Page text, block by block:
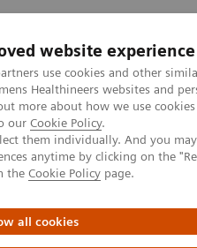
website experience
use cookies and other
Healthineers websites and
more about how we use
our Cookie Policy.
them individually. And you
anytime by clicking on the
the Cookie Policy page.
all cookies
O nas Edukacja i
i nasze realizacje
pracownię rezonansu